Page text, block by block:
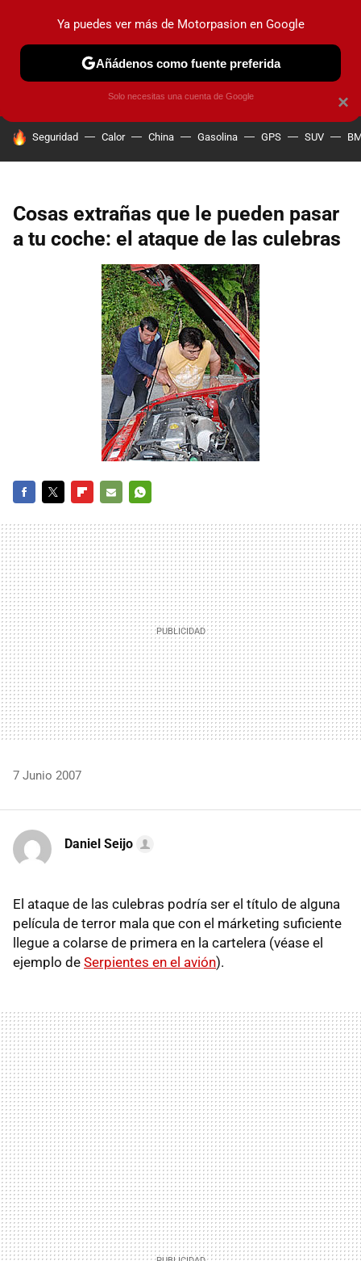
PRUEBAS COCHES ELÉCTRICOS OBSERVATORIO
HOY SE HABLA DE
Seguridad Calor China Gasolina GPS SUV
Cosas extrañas que le pueden pasar
a tu coche: el ataque de las culebras
MAIL
7 Junio 2007
Daniel Seijo
El ataque de las culebras podría ser el título de alguna
película de terror mala que con el márketing suficiente
llegue a colarse de primera en la cartelera (véase el
ejemplo de Serpientes en el avión).
×
Ya puedes ver más de Motorpasion en Google
Añádenos como fuente preferida
Solo necesitas una cuenta de Google